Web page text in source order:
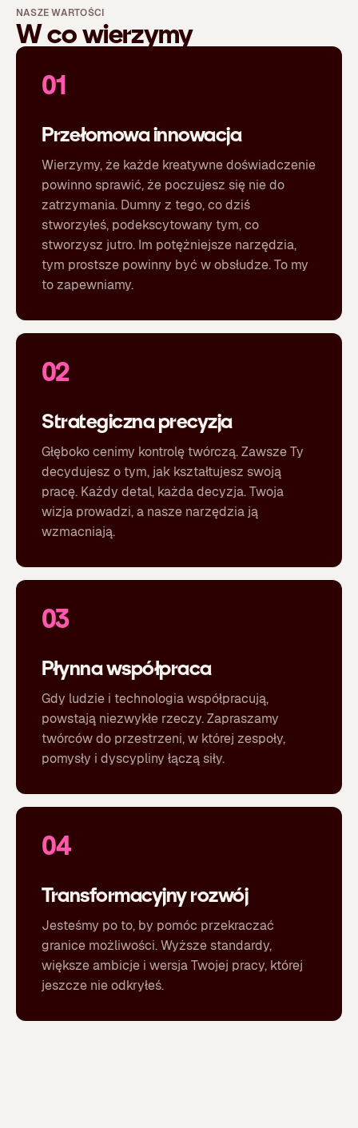
NASZE WARTOŚCI
W co wierzymy
01
Przełomowa innowacja
Wierzymy, że każde kreatywne doświadczenie
powinno sprawić, że poczujesz się nie do
zatrzymania. Dumny z tego, co dziś
stworzyłeś, podekscytowany tym, co
stworzysz jutro. Im potężniejsze narzędzia,
tym prostsze powinny być w obsłudze. To my
to zapewniamy.
02
Strategiczna precyzja
Głęboko cenimy kontrolę twórczą. Zawsze Ty
decydujesz o tym, jak kształtujesz swoją
pracę. Każdy detal, każda decyzja. Twoja
wizja prowadzi, a nasze narzędzia ją
wzmacniają.
03
Płynna współpraca
Gdy ludzie i technologia współpracują,
powstają niezwykłe rzeczy. Zapraszamy
twórców do przestrzeni, w której zespoły,
pomysły i dyscypliny łączą siły.
04
Transformacyjny rozwój
Jesteśmy po to, by pomóc przekraczać
granice możliwości. Wyższe standardy,
większe ambicje i wersja Twojej pracy, której
jeszcze nie odkryłeś.